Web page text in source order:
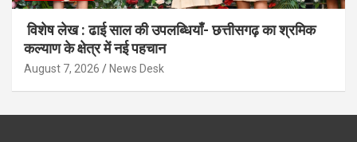
विशेष लेख : ढाई साल की उपलब्धियाँ- छत्तीसगढ़ का श्रमिक
कल्याण के क्षेत्र में नई पहचान
August 7, 2026 News Desk